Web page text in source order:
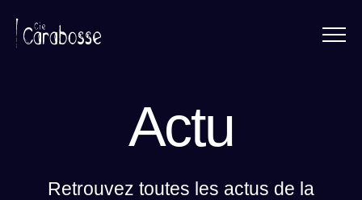
Actu
Retrouvez toutes les actus de la